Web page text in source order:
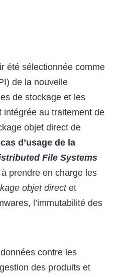
été sélectionnée comme
de la nouvelle
de stockage et les
au traitement de
objet direct de
d’usage de la
File Systems
prendre en charge les
objet directet
l’immutabilité des
contre les
des produits et